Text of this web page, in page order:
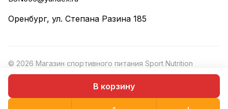
В корзину
Оренбург, ул. Степана Разина 185
© 2026 Магазин спортивного питания Sport Nutrition
Рекомендательные
технологии